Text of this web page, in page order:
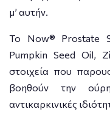
μ’ αυτήν.
Το Now® Prostate
Pumpkin Seed Oil,
στοιχεία που
βοηθούν την
αντικαρκινικές